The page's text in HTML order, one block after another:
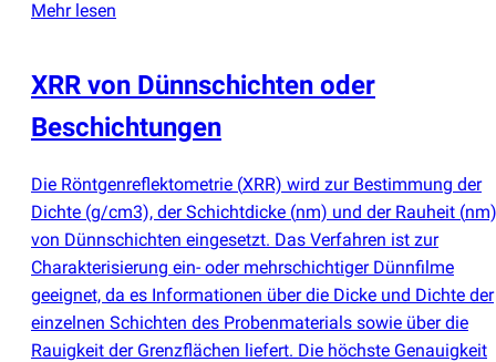
Mehr lesen
XRR von Dünnschichten oder
Beschichtungen
Die Röntgenreflektometrie (XRR) wird zur Bestimmung der
Dichte (g/cm3), der Schichtdicke (nm) und der Rauheit (nm)
von Dünnschichten eingesetzt. Das Verfahren ist zur
Charakterisierung ein- oder mehrschichtiger Dünnfilme
geeignet, da es Informationen über die Dicke und Dichte der
einzelnen Schichten des Probenmaterials sowie über die
Rauigkeit der Grenzflächen liefert. Die höchste Genauigkeit